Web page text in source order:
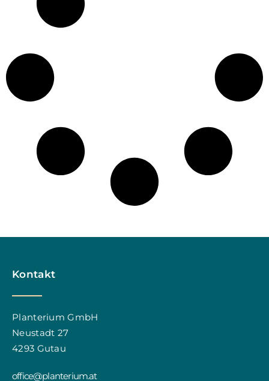
Kontakt
Planterium GmbH
Neustadt 27
4293 Gutau
office@planterium.at